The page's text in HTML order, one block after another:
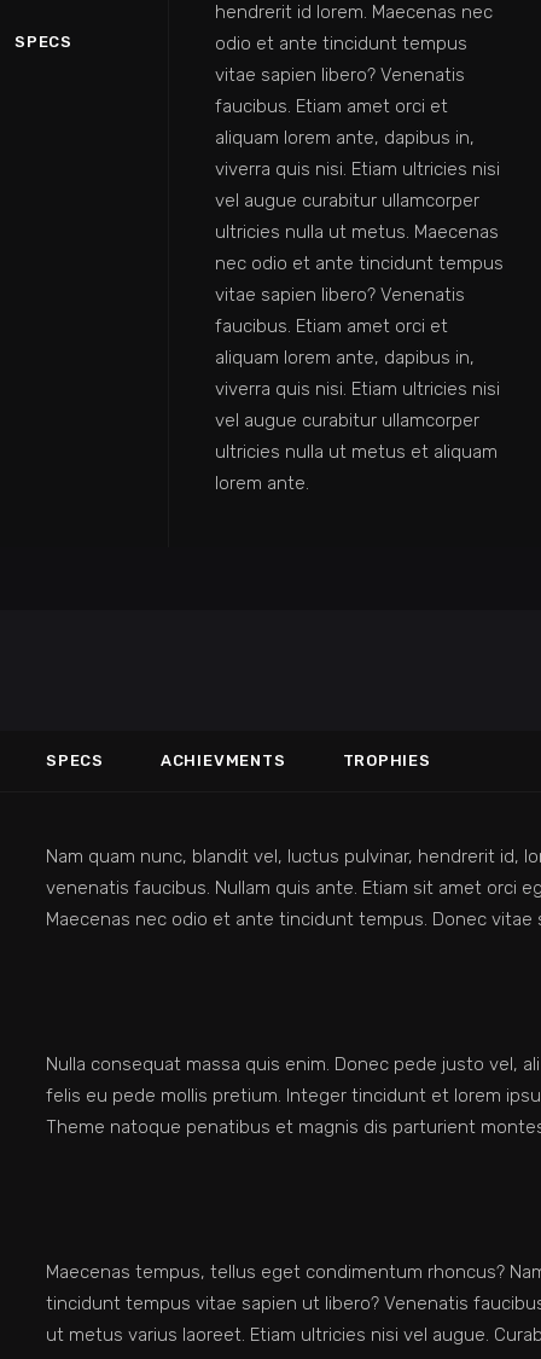
SPECS
hendrerit id lorem. Maecenas nec
odio et ante tincidunt tempus
vitae sapien libero? Venenatis
faucibus. Etiam amet orci et
aliquam lorem ante, dapibus in,
viverra quis nisi. Etiam ultricies nisi
vel augue curabitur ullamcorper
ultricies nulla ut metus. Maecenas
nec odio et ante tincidunt tempus
vitae sapien libero? Venenatis
faucibus. Etiam amet orci et
aliquam lorem ante, dapibus in,
viverra quis nisi. Etiam ultricies nisi
vel augue curabitur ullamcorper
ultricies nulla ut metus et aliquam
lorem ante.
SPECS ACHIEVMENTS TROPHIES
Nam quam nunc, blandit vel, luctus pulvinar, hendrerit id,
venenatis faucibus. Nullam quis ante. Etiam sit amet orci
Maecenas nec odio et ante tincidunt tempus. Donec
Nulla consequat massa quis enim. Donec pede justo vel,
felis eu pede mollis pretium. Integer tincidunt et lorem
Theme natoque penatibus et magnis dis parturient
Maecenas tempus, tellus eget condimentum rhoncus?
tincidunt tempus vitae sapien ut libero? Venenatis
ut metus varius laoreet. Etiam ultricies nisi vel augue.